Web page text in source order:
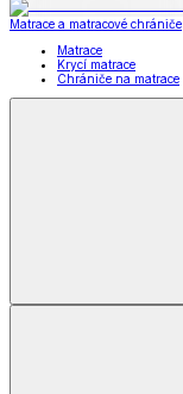
Matrace a matracové chrániče
Matrace
Krycí matrace
Chrániče na matrace